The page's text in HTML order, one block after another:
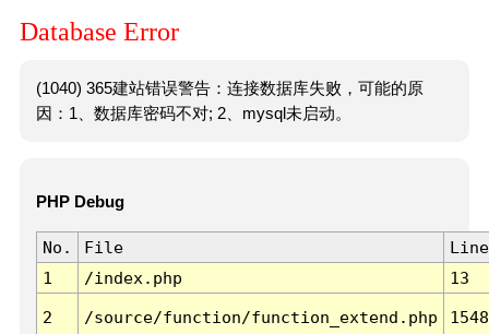
Database Error
(1040) 365建站错误警告：连接数据库失败，可能的原
因：1、数据库密码不对; 2、mysql未启动。
PHP Debug
No. File
Line
1
/index.php 13
2 /source/function/function_extend.php 1548